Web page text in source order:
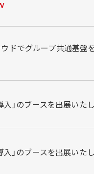
ドでグループ共通基盤
入」のブースを出展いた
入」のブースを出展いた